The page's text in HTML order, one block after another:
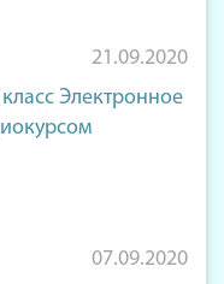
21.09.2020
Электронное
07.09.2020